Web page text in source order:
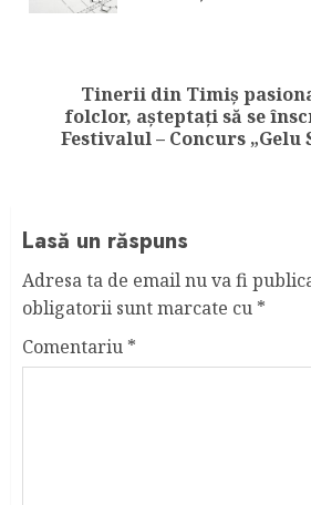
Next
post:
Tinerii din Timiș
folclor, așteptați să se
Festivalul – Concurs „Gelu
Lasă un răspuns
Adresa ta de email nu va fi
obligatorii sunt marcate cu *
Comentariu *